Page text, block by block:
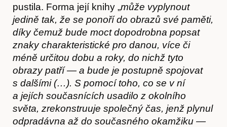
pustila. Forma její knihy „může vyplynout
jedině tak, že se ponoří do obrazů své paměti,
díky čemuž bude moct dopodrobna popsat
znaky charakteristické pro danou, více či
méně určitou dobu a roky, do nichž tyto
obrazy patří — a bude je postupně spojovat
s dalšími (…). S pomocí toho, co se v ní
a jejích současnících usadilo z okolního
světa, zrekonstruuje společný čas, jenž plynul
odpradávna až do současného okamžiku —